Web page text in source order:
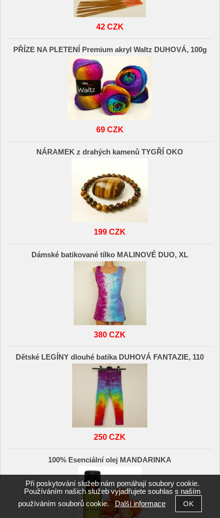
42 CZK
PŘÍZE NA PLETENÍ Premium akryl Waltz DUHOVÁ, 100g
69 CZK
NÁRAMEK z drahých kamenů TYGŘÍ OKO
199 CZK
Dámské batikované tílko MALINOVÉ DUO, XL
380 CZK
Dětské LEGÍNY dlouhé batika DUHOVÁ FANTAZIE, 110
250 CZK
100% Esenciální olej MANDARINKA
Při poskytování služeb nám pomáhají soubory cookie.
Používáním našich služeb vyjadřujete souhlas s naším
používáním souborů cookie. Další informace